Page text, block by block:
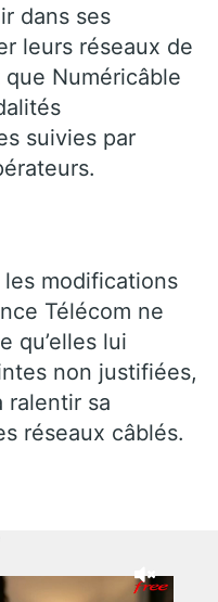
dans ses
leurs réseaux de
Numéricâble
suivies par
modifications
Télécom ne
qu’elles lui
non justifiées,
ralentir sa
réseaux câblés.